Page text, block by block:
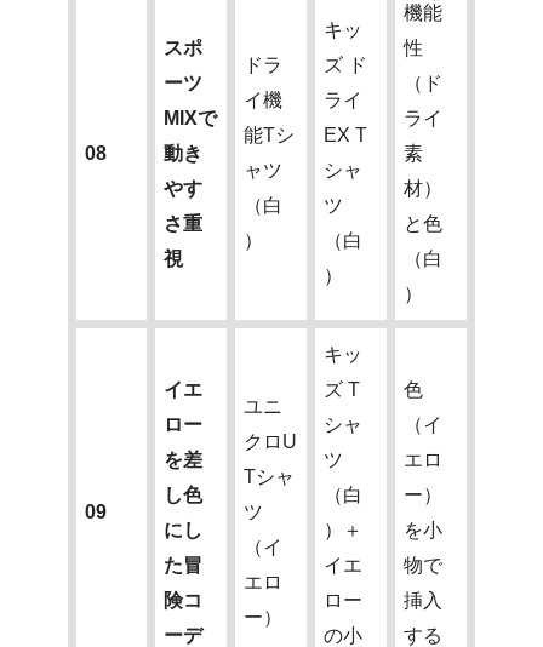
08
スポ
ーツ
MIXで
動き
やす
さ重
視
ドラ
イ機
能Tシ
ャツ
（白
）
キッ
ズ ド
ライ
EX T
シャ
ツ
（白
）
機能
性
（ド
ライ
素
材）
と色
（白
）
09
イエ
ロー
を差
し色
にし
た冒
険コ
ーデ
ユニ
クロU
Tシャ
ツ
（イ
エロ
ー）
キッ
ズ T
シャ
ツ
（白
）＋
イエ
ロー
の小
色
（イ
エロ
ー）
を小
物で
挿入
する